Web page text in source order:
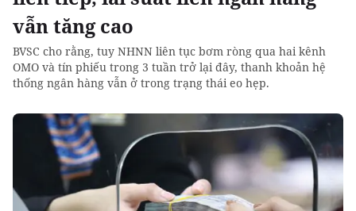
vẫn tăng cao
BVSC cho rằng, tuy NHNN liên tục bơm ròng qua hai kênh
OMO và tín phiếu trong 3 tuần trở lại đây, thanh khoản hệ
thống ngân hàng vẫn ở trong trạng thái eo hẹp.